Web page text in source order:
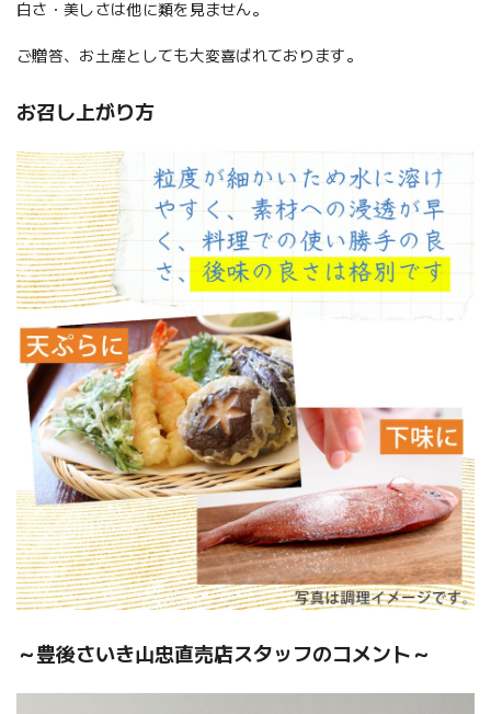
白さ・美しさは他に類を見ません。
ご贈答、お土産としても大変喜ばれております。
お召し上がり方
～豊後さいき山忠直売店スタッフのコメント～